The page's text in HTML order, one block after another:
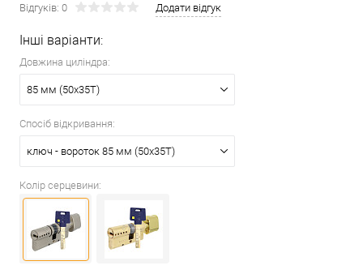
Відгуків: 0 Додати відгук
Інші варіанти:
Довжина циліндра:
85 мм (50x35T)
Спосіб відкривання:
ключ - вороток 85 мм (50x35T)
Колір серцевини: